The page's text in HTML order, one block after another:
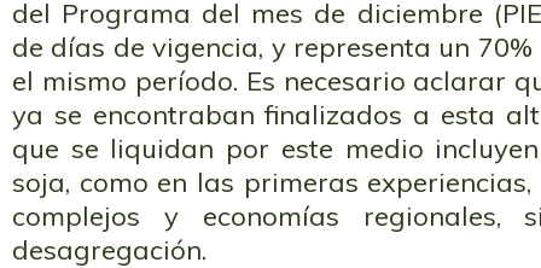
del Programa del mes de diciembre
de días de vigencia, y representa un 70%
el mismo período. Es necesario aclarar
ya se encontraban finalizados a esta
que se liquidan por este medio
soja, como en las primeras
complejos y economías regionales,
desagregación.